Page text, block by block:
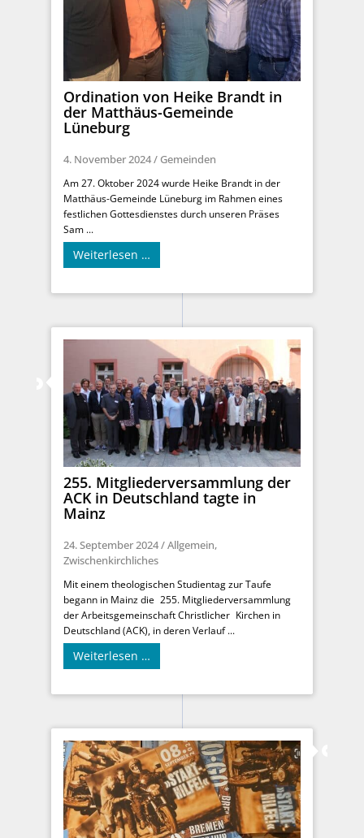
Ordination von Heike Brandt in
der Matthäus-Gemeinde
Lüneburg
4. November 2024/ Gemeinden
Am 27. Oktober 2024 wurde Heike Brandt in der
Matthäus-Gemeinde Lüneburg im Rahmen eines
festlichen Gottesdienstes durch unseren Präses
Sam ...
Weiterlesen …
255. Mitgliederversammlung der
ACK in Deutschland tagte in
Mainz
24. September 2024/Allgemein,
Zwischenkirchliches
Mit einem theologischen Studientag zur Taufe
begann in Mainz die 255. Mitgliederversammlung
der Arbeitsgemeinschaft Christlicher Kirchen in
Deutschland (ACK), in deren Verlauf ...
Weiterlesen …